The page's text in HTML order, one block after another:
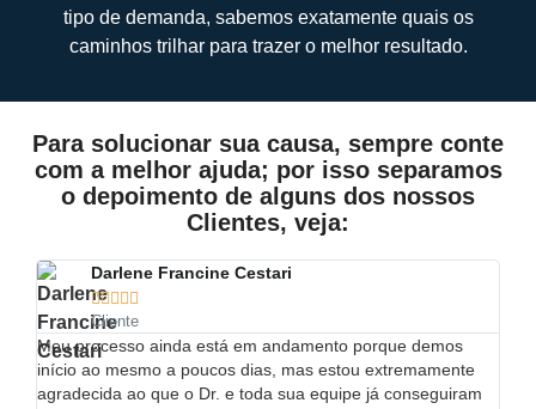
tipo de demanda, sabemos exatamente quais os
caminhos trilhar para trazer o melhor resultado.
Para solucionar sua causa, sempre conte
com a melhor ajuda; por isso separamos
o depoimento de alguns dos nossos
Clientes, veja:
Darlene Francine Cestari
   
Cliente
Meu processo ainda está em andamento porque demos
início ao mesmo a poucos dias, mas estou extremamente
agradecida ao que o Dr. e toda sua equipe já conseguiram